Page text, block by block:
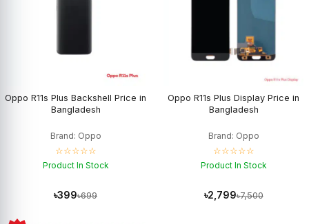
Oppo R11s Plus Backshell Price in
Bangladesh
Brand: Oppo
☆☆☆☆☆
Product In Stock
৳399৳699
Oppo R11s Plus Display Price in
Bangladesh
Brand: Oppo
☆☆☆☆☆
Product In Stock
৳2,799৳7,500